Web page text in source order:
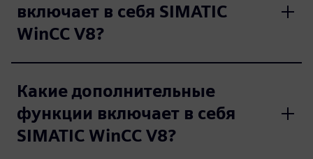
включает в себя SIMATIC
WinCC V8?
Какие дополнительные
функции включает в себя
SIMATIC WinCC V8?